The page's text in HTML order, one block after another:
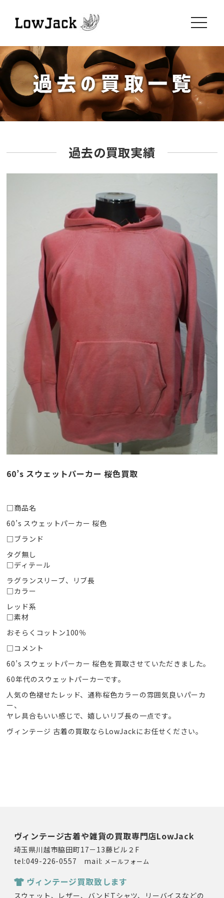
toggle
過去の買取実績
60’s スウェットパーカー 桜色買取
□商品名
60’s スウェットパーカー 桜色
□ブランド
タグ無し
□ディテール
ラグランスリーブ、リブ長
□カラー
レッド系
□素材
おそらくコットン100％
□コメント
60’s スウェットパーカー 桜色を買取させていただきました。
60年代のスウェットパーカーです。
人気の色褪せたレッド、通称桜色カラーの雰囲気良いパーカ
ー、
ヤレ具合もいい感じで、嬉しいリブ長の一点です。
ヴィンテージ 古着の買取ならLowJackにお任せください。
ヴィンテージ古着や雑貨の買取専門店LowJack
埼玉県川越市脇田町17－13藤ビル２F
tel:049-226-0557 mail: メールフォーム
ヴィンテージ買取致します
スウェット、レザー、バンドTシャツ、リーバイスなどの